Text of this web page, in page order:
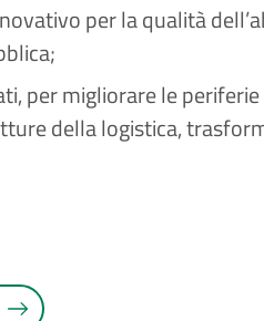
per la qualità
per migliorare le
della logistica,